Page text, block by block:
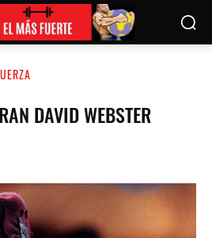
DAVID WEBSTER